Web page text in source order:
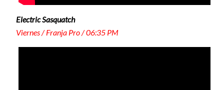
Electric Sasquatch
Viernes / Franja Pro / 06:35 PM